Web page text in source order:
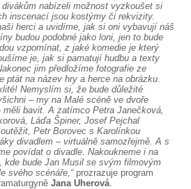
SOUBOR
NABÍZÍME
nabízeli možnost vyzkoušet si
inscenací jsou kostýmy či rekvizity.
herci a uvidíme, jak si oni vybavují náš
budou podobné jako loni, jen to bude
vzpomínat, z jaké komedie je který
je, jak si pamatují hudbu a texty
jim předložíme fotografie ze
ptát na název hry a herce na obrázku.
Nemyslím si, že bude důležité
– my na Malé scéně ve dvoře
měli bavit. A zatímco Petra Janečková,
Láďa Špiner, Josef Pejchal
Petr Borovec s Karolínkou
divadlem – virtuálně samozřejmě. A s
povídat o divadle. Nakoukneme i na
kde bude Jan Musil se svým filmovým
svého scénáře,“ prozrazuje program
Jana Uherová.